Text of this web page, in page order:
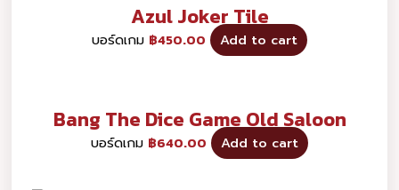
Azul Joker Tile
บอร์ดเกม ฿450.00 Add to cart
Bang The Dice Game Old Saloon
บอร์ดเกม ฿640.00 Add to cart